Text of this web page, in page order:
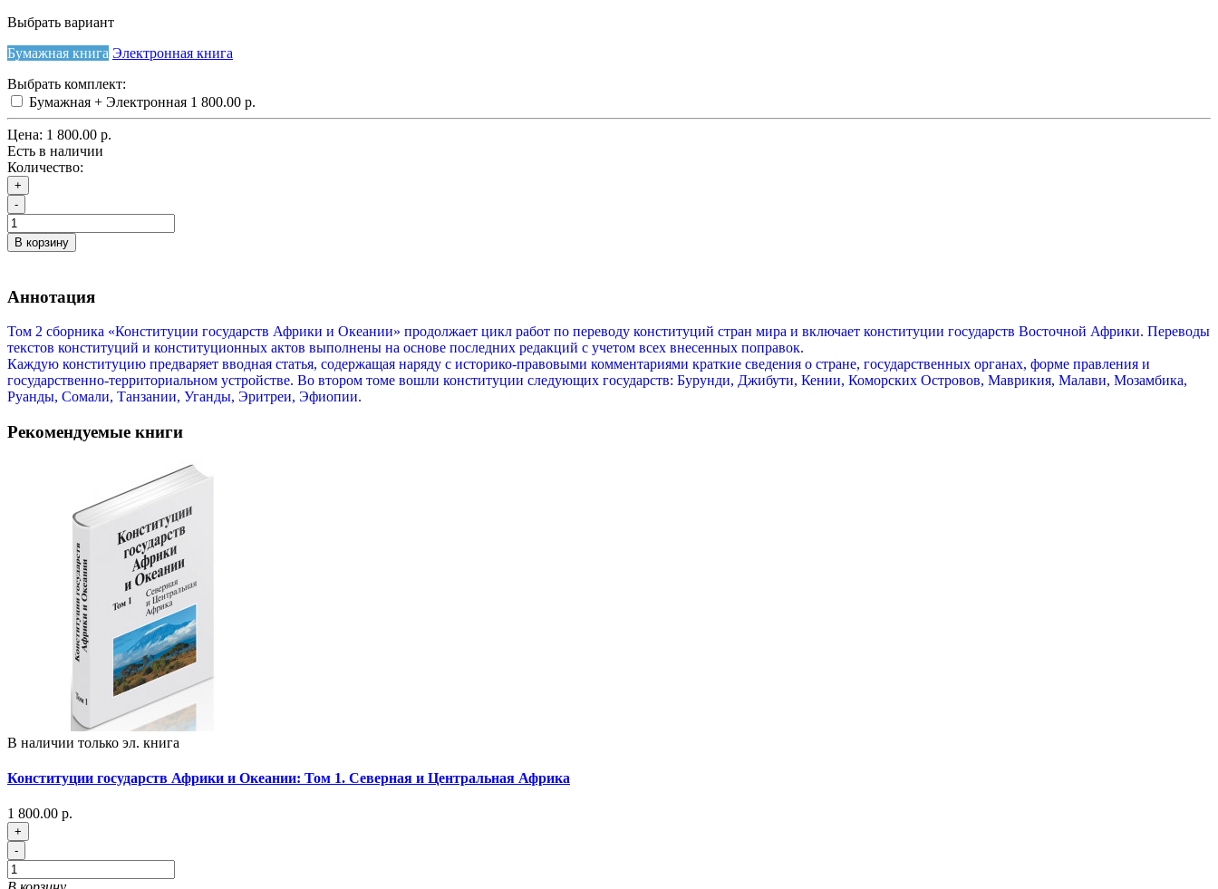
Выбрать вариант
Бумажная книга Электронная книга
Выбрать комплект:
Бумажная + Электронная 1 800.00 р.
Цена: 1 800.00 р.
Есть в наличии
Количество:
+
-
В корзину
Аннотация
Том 2 сборника «Конституции государств Африки и Океании» продолжает цикл работ по переводу конституций стран мира и включает конституции государств Восточной Африки. Переводы
текстов конституций и конституционных актов выполнены на основе последних редакций с учетом всех внесенных поправок.
Каждую конституцию предваряет вводная статья, содержащая наряду с историко-правовыми комментариями краткие сведения о стране, государственных органах, форме правления и
государственно-территориальном устройстве. Во втором томе вошли конституции следующих государств: Бурунди, Джибути, Кении, Коморских Островов, Маврикия, Малави, Мозамбика,
Руанды, Сомали, Танзании, Уганды, Эритреи, Эфиопии.
Рекомендуемые книги
В наличии только эл. книга
Конституции государств Африки и Океании: Том 1. Северная и Центральная Африка
1 800.00 р.
+
-